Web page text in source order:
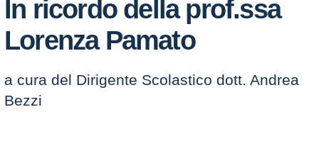
In ricordo della prof.ssa
Lorenza Pamato
a cura del Dirigente Scolastico dott. Andrea
Bezzi